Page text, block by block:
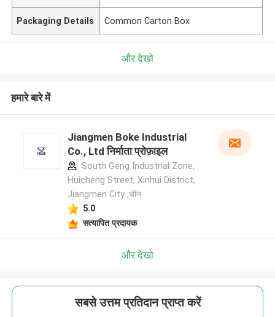
एक संदेश छोड़ें
Packaging Details Common Carton Box
और देखो
हमारे बारे में
Jiangmen Boke Industrial
Co., Ltd निर्माता प्रोफ़ाइल
South Geng Industrial Zone,
Huicheng Street, Xinhui District,
Jiangmen City ,चीन
5.0
सत्यापित प्रदायक
और देखो
सबसे उत्तम प्रतिदान प्राप्त करें